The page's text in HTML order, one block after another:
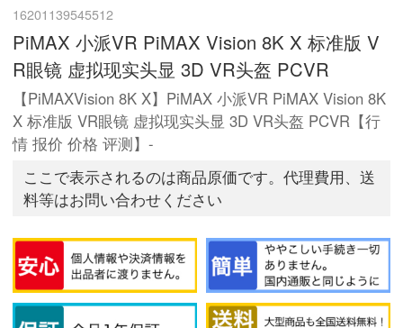
16201139545512
PiMAX 小派VR PiMAX Vision 8K X 标准版 V
R眼镜 虚拟现实头显 3D VR头盔 PCVR
【PiMAXVision 8K X】PiMAX 小派VR PiMAX Vision 8K
X 标准版 VR眼镜 虚拟现实头显 3D VR头盔 PCVR【行
情 报价 价格 评测】-
ここで表示されるのは商品原価です。代理費用、送
料等はお問い合わせください